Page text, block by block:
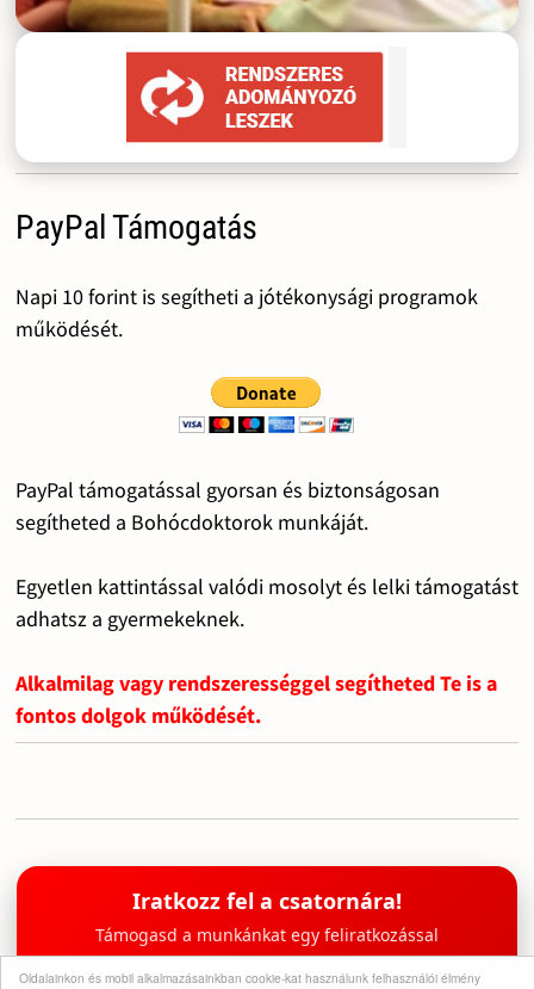
Oldalainkon és mobil alkalmazásainkban cookie-kat használunk felhasználói élmény
PayPal Támogatás
Napi 10 forint is segítheti a jótékonysági programok
működését.
PayPal támogatással gyorsan és biztonságosan
segítheted a Bohócdoktorok munkáját.
Egyetlen kattintással valódi mosolyt és lelki támogatást
adhatsz a gyermekeknek.
Alkalmilag vagy rendszerességgel segítheted Te is a
fontos dolgok működését.
Iratkozz fel a csatornára!
Támogasd a munkánkat egy feliratkozással